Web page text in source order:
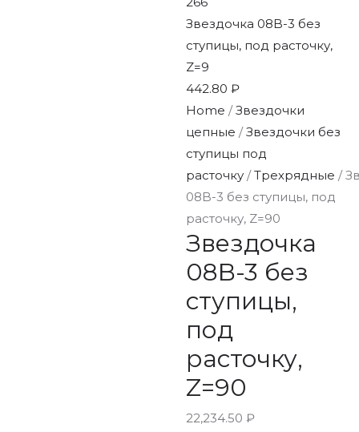
Звездочка 08B-3 без
ступицы, под расточку,
Z=9
442.80₽
Home /Звездочки
цепные /Звездочки без
ступицы под
расточку /Трехрядные /
08B-3 без ступицы, под
расточку, Z=90
Звездочка
08B-3 без
ступицы,
под
расточку,
Z=90
22,234.50₽